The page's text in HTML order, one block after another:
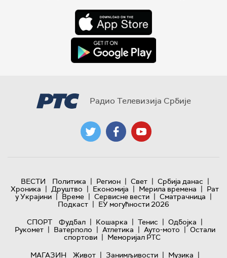
Радио Телевизија Србије
ВЕСТИ Политика | Регион | Свет | Србија данас |
Хроника | Друштво | Економија | Мерила времена | Рат
у Украјини | Време | Сервисне вести | Сматрачница |
Подкаст | ЕУ могућности 2026
СПОРТ
Фудбал | Кошарка | Тенис | Одбојка |
Рукомет | Ватерполо | Атлетика | Ауто-мото | Остали
спортови | Меморијал РТС
МАГАЗИН
Живот | Занимљивости | Музика |